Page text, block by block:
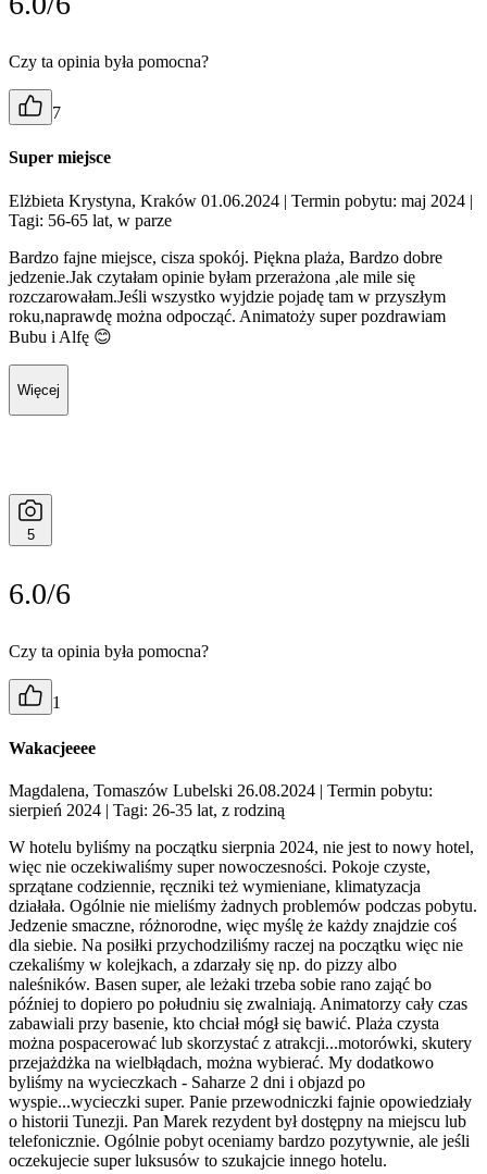
Czy ta opinia była pomocna?
7
Super miejsce
Elżbieta Krystyna, Kraków 01.06.2024 | Termin pobytu: maj 2024 |
Tagi: 56-65 lat, w parze
Bardzo fajne miejsce, cisza spokój. Piękna plaża, Bardzo dobre
jedzenie.Jak czytałam opinie byłam przerażona ,ale mile się
rozczarowałam.Jeśli wszystko wyjdzie pojadę tam w przyszłym
roku,naprawdę można odpocząć. Animatoży super pozdrawiam
Bubu i Alfę 😊
Więcej
5
6.0/6
Czy ta opinia była pomocna?
1
Wakacjeeee
Magdalena, Tomaszów Lubelski 26.08.2024 | Termin pobytu:
sierpień 2024 | Tagi: 26-35 lat, z rodziną
W hotelu byliśmy na początku sierpnia 2024, nie jest to nowy hotel,
więc nie oczekiwaliśmy super nowoczesności. Pokoje czyste,
sprzątane codziennie, ręczniki też wymieniane, klimatyzacja
działała. Ogólnie nie mieliśmy żadnych problemów podczas pobytu.
Jedzenie smaczne, różnorodne, więc myślę że każdy znajdzie coś
dla siebie. Na posiłki przychodziliśmy raczej na początku więc nie
czekaliśmy w kolejkach, a zdarzały się np. do pizzy albo
naleśników. Basen super, ale leżaki trzeba sobie rano zająć bo
później to dopiero po południu się zwalniają. Animatorzy cały czas
zabawiali przy basenie, kto chciał mógł się bawić. Plaża czysta
można pospacerować lub skorzystać z atrakcji...motorówki, skutery
przejażdżka na wielbłądach, można wybierać. My dodatkowo
byliśmy na wycieczkach - Saharze 2 dni i objazd po
wyspie...wycieczki super. Panie przewodniczki fajnie opowiedziały
o historii Tunezji. Pan Marek rezydent był dostępny na miejscu lub
telefonicznie. Ogólnie pobyt oceniamy bardzo pozytywnie, ale jeśli
oczekujecie super luksusów to szukajcie innego hotelu.